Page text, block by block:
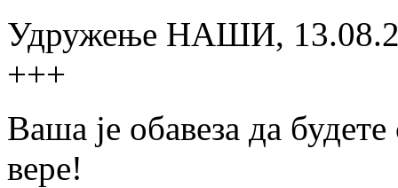
Удружење НАШИ,
+++
Ваша је обавеза да
вере!